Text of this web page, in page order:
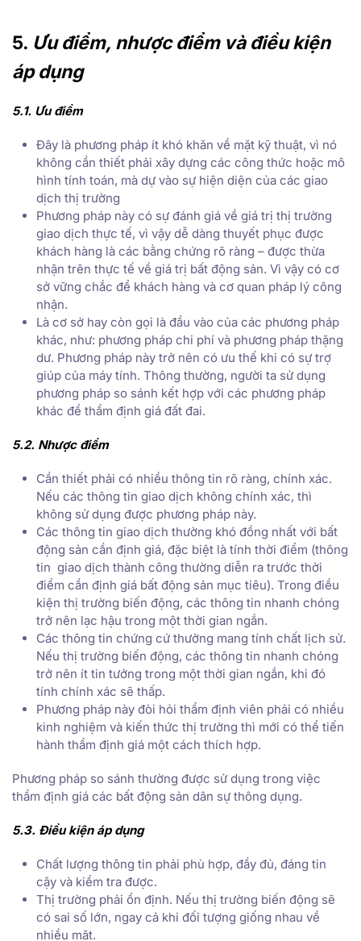
5. Ưu điểm, nhược điểm và điều kiện
áp dụng
5.1. Ưu điểm
Đây là phương pháp ít khó khăn về mặt kỹ thuật, vì nó
không cần thiết phải xây dựng các công thức hoặc mô
hình tính toán, mà dự vào sự hiện diện của các giao
dịch thị trường
Phương pháp này có sự đánh giá về giá trị thị trường
giao dịch thực tế, vì vậy dễ dàng thuyết phục được
khách hàng là các bằng chứng rõ ràng – được thừa
nhận trên thực tế về giá trị bất động sản. Vì vậy có cơ
sở vững chắc để khách hàng và cơ quan pháp lý công
nhận.
Là cơ sở hay còn gọi là đầu vào của các phương pháp
khác, như: phương pháp chi phí và phương pháp thặng
dư. Phương pháp này trở nên có ưu thế khi có sự trợ
giúp của máy tính. Thông thường, người ta sử dụng
phương pháp so sánh kết hợp với các phương pháp
khác để thẩm định giá đất đai.
5.2. Nhược điểm
Cần thiết phải có nhiều thông tin rõ ràng, chính xác.
Nếu các thông tin giao dịch không chính xác, thì
không sử dụng được phương pháp này.
Các thông tin giao dịch thường khó đồng nhất với bất
động sản cần định giá, đặc biệt là tính thời điểm (thông
tin giao dịch thành công thường diễn ra trước thời
điểm cần định giá bất động sản mục tiêu). Trong điều
kiện thị trường biến động, các thông tin nhanh chóng
trở nên lạc hậu trong một thời gian ngắn.
Các thông tin chứng cứ thường mang tính chất lịch sử.
Nếu thị trường biến động, các thông tin nhanh chóng
trở nên ít tin tưởng trong một thời gian ngắn, khi đó
tính chính xác sẽ thấp.
Phương pháp này đòi hỏi thẩm định viên phải có nhiều
kinh nghiệm và kiến thức thị trường thì mới có thể tiến
hành thẩm định giá một cách thích hợp.
Phương pháp so sánh thường được sử dụng trong việc
thẩm định giá các bất động sản dân sự thông dụng.
5.3. Điều kiện áp dụng
Chất lượng thông tin phải phù hợp, đầy đủ, đáng tin
cậy và kiểm tra được.
Thị trường phải ổn định. Nếu thị trường biến động sẽ
có sai số lớn, ngay cả khi đối tượng giống nhau về
nhiều mặt.